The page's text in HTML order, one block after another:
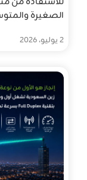
2 يوليو، 2026
الصغيرة